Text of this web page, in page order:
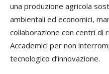
una produzione agricola
ambientali ed economici,
collaborazione con centri di
Accademici per non
tecnologico d’innovazione.